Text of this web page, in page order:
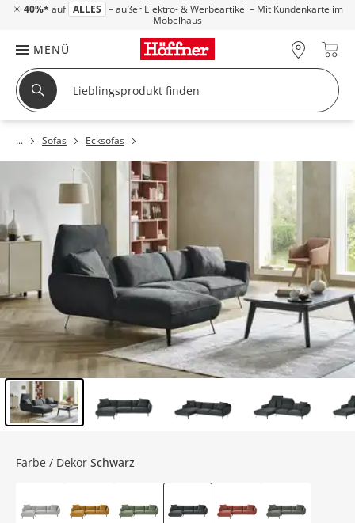
☀ 40%* auf ALLES – außer Elektro- & Werbeartikel – Mit Kundenkarte im
Möbelhaus
MENÜ
Sofas Ecksofas
Farbe / Dekor Schwarz